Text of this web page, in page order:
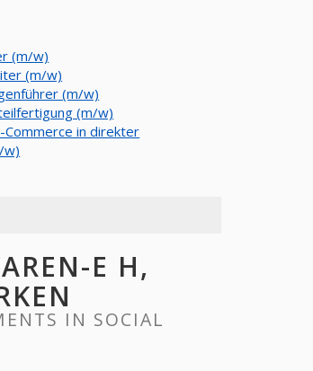
(m/w)
(m/w)
(m/w)
(m/w)
in direkter
w)